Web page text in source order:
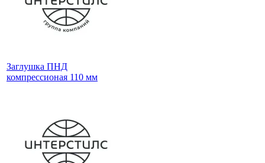
Заглушка ПНД
компрессионая 110 мм